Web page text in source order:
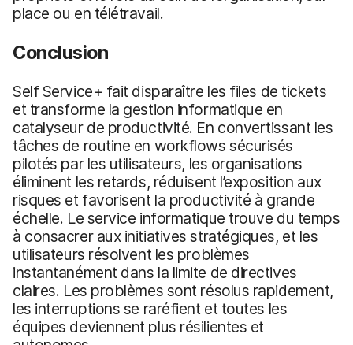
place ou en télétravail.
Conclusion
Self Service+ fait disparaître les files de tickets
et transforme la gestion informatique en
catalyseur de productivité. En convertissant les
tâches de routine en workflows sécurisés
pilotés par les utilisateurs, les organisations
éliminent les retards, réduisent l’exposition aux
risques et favorisent la productivité à grande
échelle. Le service informatique trouve du temps
à consacrer aux initiatives stratégiques, et les
utilisateurs résolvent les problèmes
instantanément dans la limite de directives
claires. Les problèmes sont résolus rapidement,
les interruptions se raréfient et toutes les
équipes deviennent plus résilientes et